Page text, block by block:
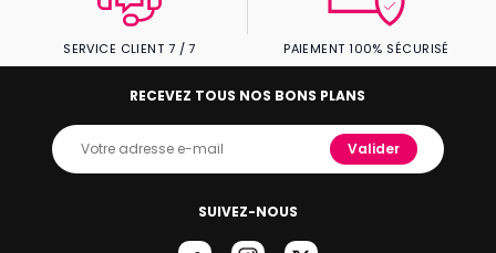
SERVICE CLIENT 7 / 7 PAIEMENT 100% SÉCURISÉ
SUIVEZ-NOUS
RECEVEZ TOUS NOS BONS PLANS
Valider